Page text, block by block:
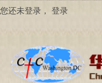
跳
您还未登录， 登录